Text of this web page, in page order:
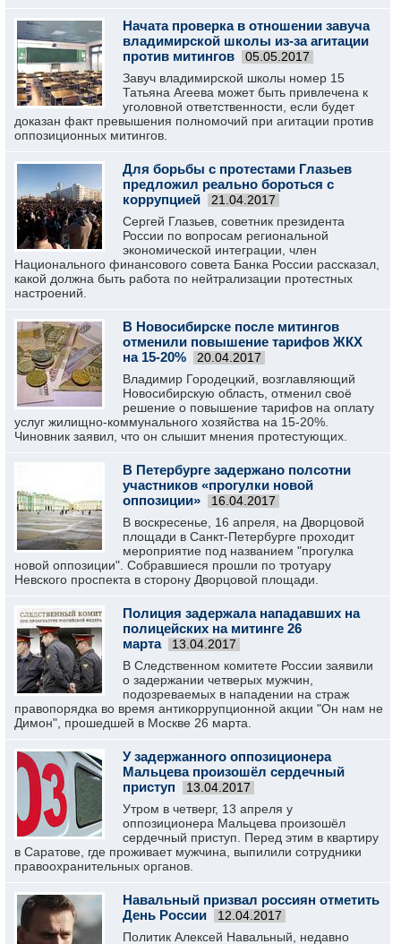
Начата проверка в отношении завуча
владимирской школы из-за агитации
против митингов
05.05.2017
Завуч владимирской школы номер 15
Татьяна Агеева может быть привлечена к
уголовной ответственности, если будет
доказан факт превышения полномочий при агитации против
оппозиционных митингов.
Для борьбы с протестами Глазьев
предложил реально бороться с
коррупцией
21.04.2017
Сергей Глазьев, советник президента
России по вопросам региональной
экономической интеграции, член
Национального финансового совета Банка России рассказал,
какой должна быть работа по нейтрализации протестных
настроений.
В Новосибирске после митингов
отменили повышение тарифов ЖКХ
на 15-20%
20.04.2017
Владимир Городецкий, возглавляющий
Новосибирскую область, отменил своё
решение о повышение тарифов на оплату
услуг жилищно-коммунального хозяйства на 15-20%.
Чиновник заявил, что он слышит мнения протестующих.
В Петербурге задержано полсотни
участников «прогулки новой
оппозиции»
16.04.2017
В воскресенье, 16 апреля, на Дворцовой
площади в Санкт-Петербурге проходит
мероприятие под названием "прогулка
новой оппозиции". Собравшиеся прошли по тротуару
Невского проспекта в сторону Дворцовой площади.
Полиция задержала нападавших на
полицейских на митинге 26
марта
13.04.2017
В Следственном комитете России заявили
о задержании четверых мужчин,
подозреваемых в нападении на страж
правопорядка во время антикоррупционной акции "Он нам не
Димон", прошедшей в Москве 26 марта.
У задержанного оппозиционера
Мальцева произошёл сердечный
приступ
13.04.2017
Утром в четверг, 13 апреля у
оппозиционера Мальцева произошёл
сердечный приступ. Перед этим в квартиру
в Саратове, где проживает мужчина, выпилили сотрудники
правоохранительных органов.
Навальный призвал россиян отметить
День России
12.04.2017
Политик Алексей Навальный, недавно